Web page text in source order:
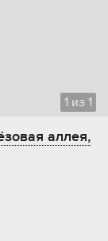
1 из 1
аллея,